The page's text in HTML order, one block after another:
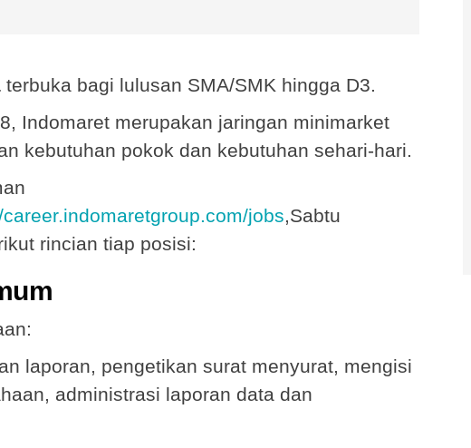
terbuka bagi lulusan SMA/SMK hingga D3.
Indomaret merupakan jaringan minimarket
kebutuhan pokok dan kebutuhan sehari-hari.
jobs,Sabtu
rincian tiap posisi:
laporan, pengetikan surat menyurat, mengisi
administrasi laporan data dan